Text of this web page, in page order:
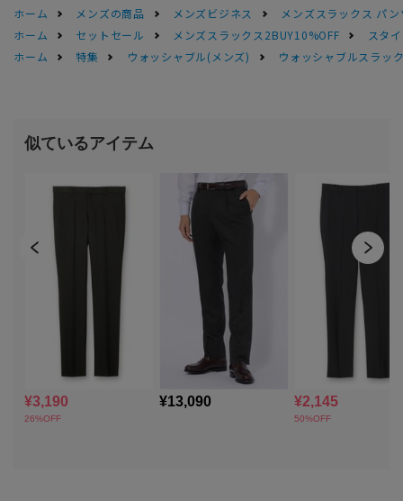
ホーム メンズの商品 メンズビジネス
メンズスラックス パン
ホーム
セットセール メンズスラックス2BUY10%OFF
スタ
ホーム
特集 ウォッシャブル(メンズ) ウォッシャブルスラッ